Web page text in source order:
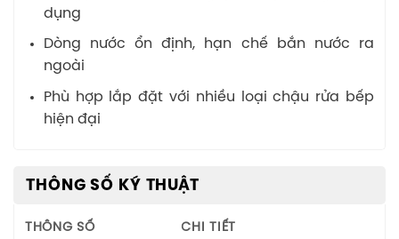
dụng
Dòng nước ổn định, hạn chế bắn nước ra
ngoài
Phù hợp lắp đặt với nhiều loại chậu rửa bếp
hiện đại
THÔNG SỐ KỸ THUẬT
THÔNG SỐ
CHI TIẾT